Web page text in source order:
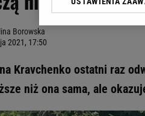
Borowska
2021, 17:50
Kravchenko ostatni raz
niż ona sama, ale
Klikając „Akceptuję”
My, nasi Zaufani
Użycie dokładnych
Przechowywanie